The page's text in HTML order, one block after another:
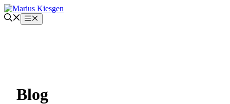
Zum
Inhalt
springen
Menü
Blog